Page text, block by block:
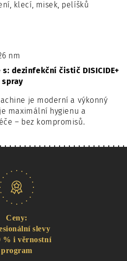
klecí, misek, pelíšků
nm
dezinfekční čistič DISICIDE+
je moderní a výkonný
maximální hygienu a
– bez kompromisů.
Ceny:
slevy
% i věrnostní
program